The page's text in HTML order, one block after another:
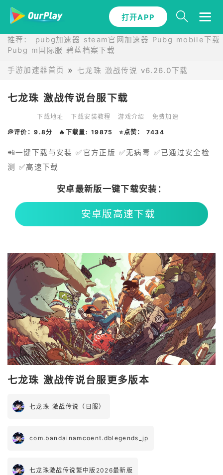
打开APP
推荐： pubg加速器 steam官网加速器 Pubg mobile下载
Pubg m国际服 碧蓝档案下载
手游加速器首页 七龙珠 激战传说 v6.26.0下载
七龙珠 激战传说台服下载
下载地址 下载安装教程 游戏介绍 免费加速
💭评价：9.8分 🔥下载量: 19875 ⭐点赞： 7434
📲一键下载与安装 ✅官方正版 ✅无病毒 ✅已通过安全检
测 ✅高速下载
安卓最新版一键下载安装：
安卓版高速下载
七龙珠 激战传说台服更多版本
七龙珠 激战传说（日服）
com.bandainamcoent.dblegends_jp
七龙珠激战传说繁中版2026最新版